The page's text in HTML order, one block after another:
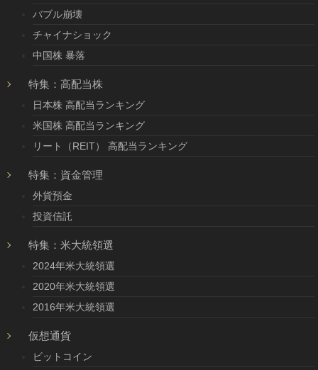
バブル崩壊
チャイナショック
中国株 暴落
特集：高配当株
日本株 高配当ランキング
米国株 高配当ランキング
リート（REIT） 高配当ランキング
特集：資金管理
外貨預金
投資信託
特集：米大統領選
2024年米大統領選
2020年米大統領選
2016年米大統領選
仮想通貨
ビットコイン